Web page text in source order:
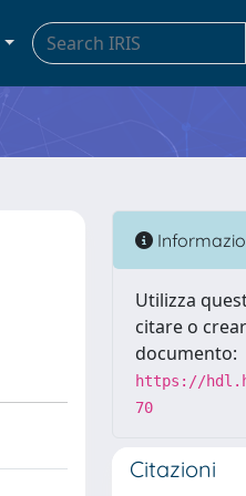
Utilizza
citare o
documento:
https://
70
Citazioni